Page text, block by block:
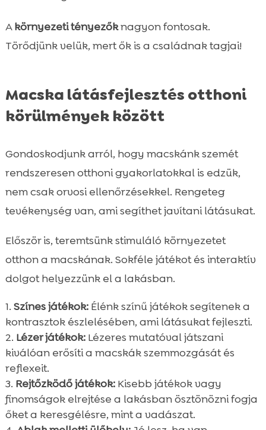
Akörnyezeti tényezőknagyon fontosak.
Törődjünk velük, mert ők is a családnak tagjai!
Macska látásfejlesztés otthoni
körülmények között
Gondoskodjunk arról, hogy macskánk szemét
rendszeresen otthoni gyakorlatokkal is edzük,
nem csak orvosi ellenőrzésekkel. Rengeteg
tevékenység van, ami segíthet javítani látásukat.
Először is, teremtsünk stimuláló környezetet
otthon a macskának. Sokféle játékot és interaktív
dolgot helyezzünk el a lakásban.
Színes játékok:Élénk színű játékok segítenek a
kontrasztok észlelésében, ami látásukat fejleszti.
Lézer játékok:Lézeres mutatóval játszani
kiválóan erősíti a macskák szemmozgását és
reflexeit.
Rejtőzködő játékok:Kisebb játékok vagy
finomságok elrejtése a lakásban ösztönözni fogja
őket a keresgélésre, mint a vadászat.